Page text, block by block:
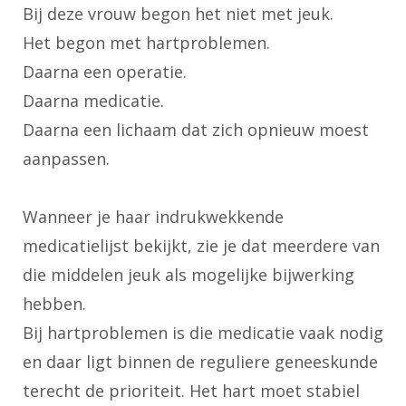
Bij deze vrouw begon het niet met jeuk.
Het begon met hartproblemen.
Daarna een operatie.
Daarna medicatie.
Daarna een lichaam dat zich opnieuw moest
aanpassen.
Wanneer je haar indrukwekkende
medicatielijst bekijkt, zie je dat meerdere van
die middelen jeuk als mogelijke bijwerking
hebben.
Bij hartproblemen is die medicatie vaak nodig
en daar ligt binnen de reguliere geneeskunde
terecht de prioriteit. Het hart moet stabiel